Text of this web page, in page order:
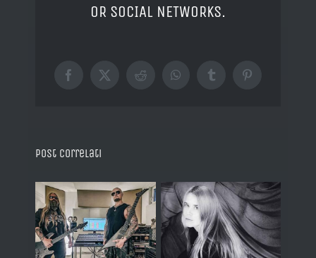
OR SOCIAL NETWORKS.
Facebook
X RedditWhatsAppTumblrPinterest
Post correlati